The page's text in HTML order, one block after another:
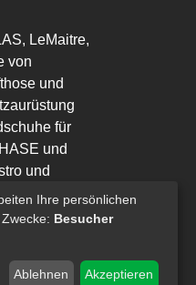
LeMaitre,
von
und
für
und
und
Ihre persönlichen
Besucher
Ablehnen Akzeptieren